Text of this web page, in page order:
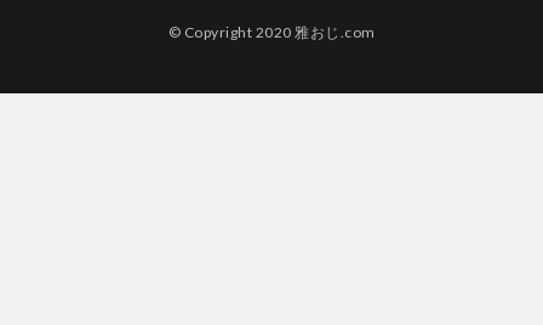
© Copyright 2020 雅おじ.com